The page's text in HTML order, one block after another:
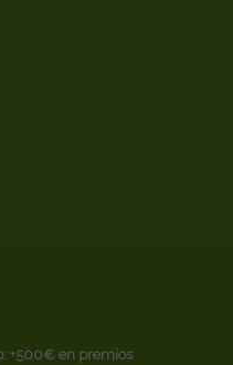
+500€ en premios